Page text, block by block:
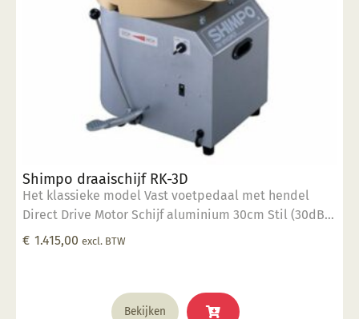
Shimpo draaischijf RK-3D
Het klassieke model Vast voetpedaal met hendel
Direct Drive Motor Schijf aluminium 30cm Stil (30dB)
400 Watt vermogen 40 kg draaigewicht Op dit
€ 1.415,00 excl. BTW
Bekijken